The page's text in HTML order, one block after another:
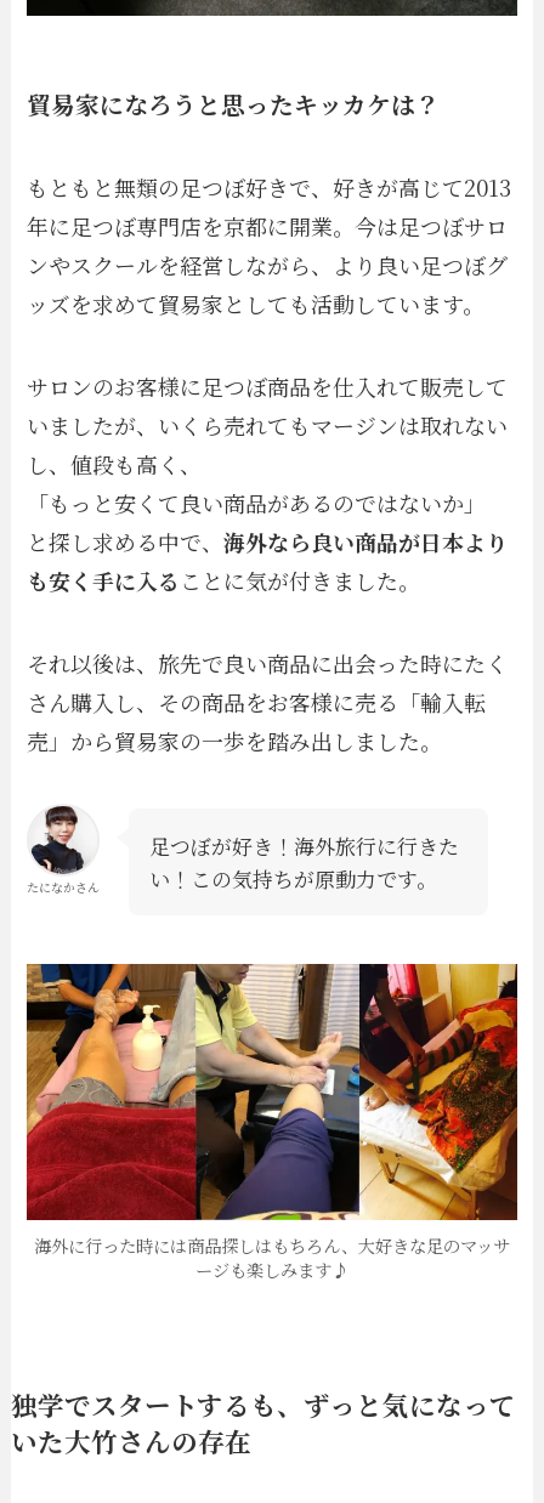
貿易家になろうと思ったキッカケは？
もともと無類の足つぼ好きで、 好きが高じて2013
年に足つぼ専門店を京都に開業。今は足つぼサロ
ンやスクールを経営しながら、より良い足つぼグ
ッズを求めて貿易家としても活動しています。
サロンのお客様に足つぼ商品を仕入れて販売して
いましたが、いくら売れてもマージンは取れない
し、値段も高く、
「もっと安くて良い商品があるのではないか」
と探し求める中で、海外なら良い商品が日本より
も安く手に入る ことに気が付きました。
それ以後は、旅先で良い商品に出会った時にたく
さん購入し、その商品をお客様に売る「輸入転
売」から貿易家の一歩を踏み出しました。
たになかさん
足つぼが好き！海外旅行に行きた
い！この気持ちが原動力です。
海外に行った時には商品探しはもちろん、大好きな足のマッサ
ージも楽しみます♪
独学でスタートするも、ずっと気になって
いた大竹さんの存在